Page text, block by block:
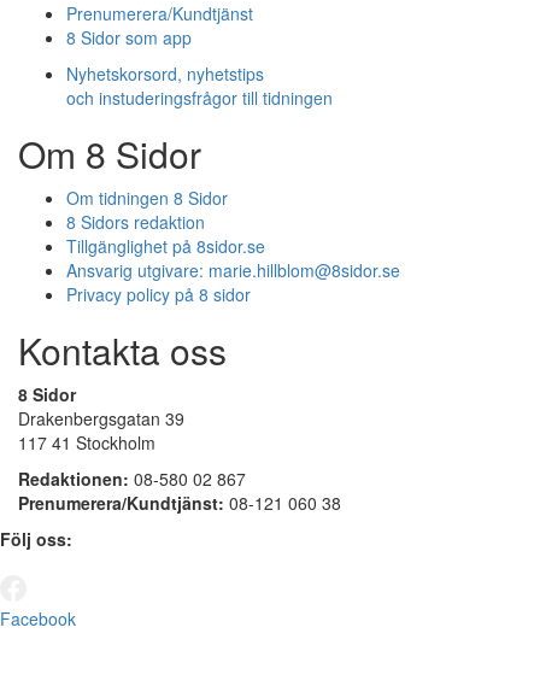
Prenumerera/Kundtjänst
8 Sidor som app
Nyhetskorsord, nyhetstips
och instuderingsfrågor till tidningen
Om 8 Sidor
Om tidningen 8 Sidor
8 Sidors redaktion
Tillgänglighet på 8sidor.se
Ansvarig utgivare: marie.hillblom@8sidor.se
Privacy policy på 8 sidor
Kontakta oss
8 Sidor
Drakenbergsgatan 39
117 41 Stockholm
Redaktionen: 08-580 02 867
Prenumerera/Kundtjänst: 08-121 060 38
Följ oss:
Facebook